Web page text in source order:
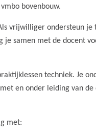
bovenbouw.
vrijwilliger ondersteun
je samen met de docent
techniek. Je
en onder leiding van
met: